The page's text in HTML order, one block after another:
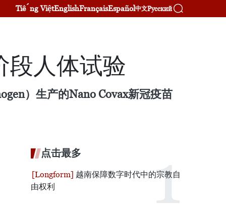
Tiếng ViệtEnglishFrançaisEspañol中文Русский
段人体试验
）生产的Nano Covax新冠疫苗
点击最多
越南保障数字时代中的宗教自
由权利